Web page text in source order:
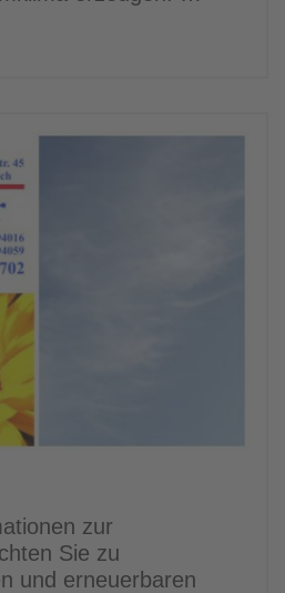
zur
Sie zu
und erneuerbaren